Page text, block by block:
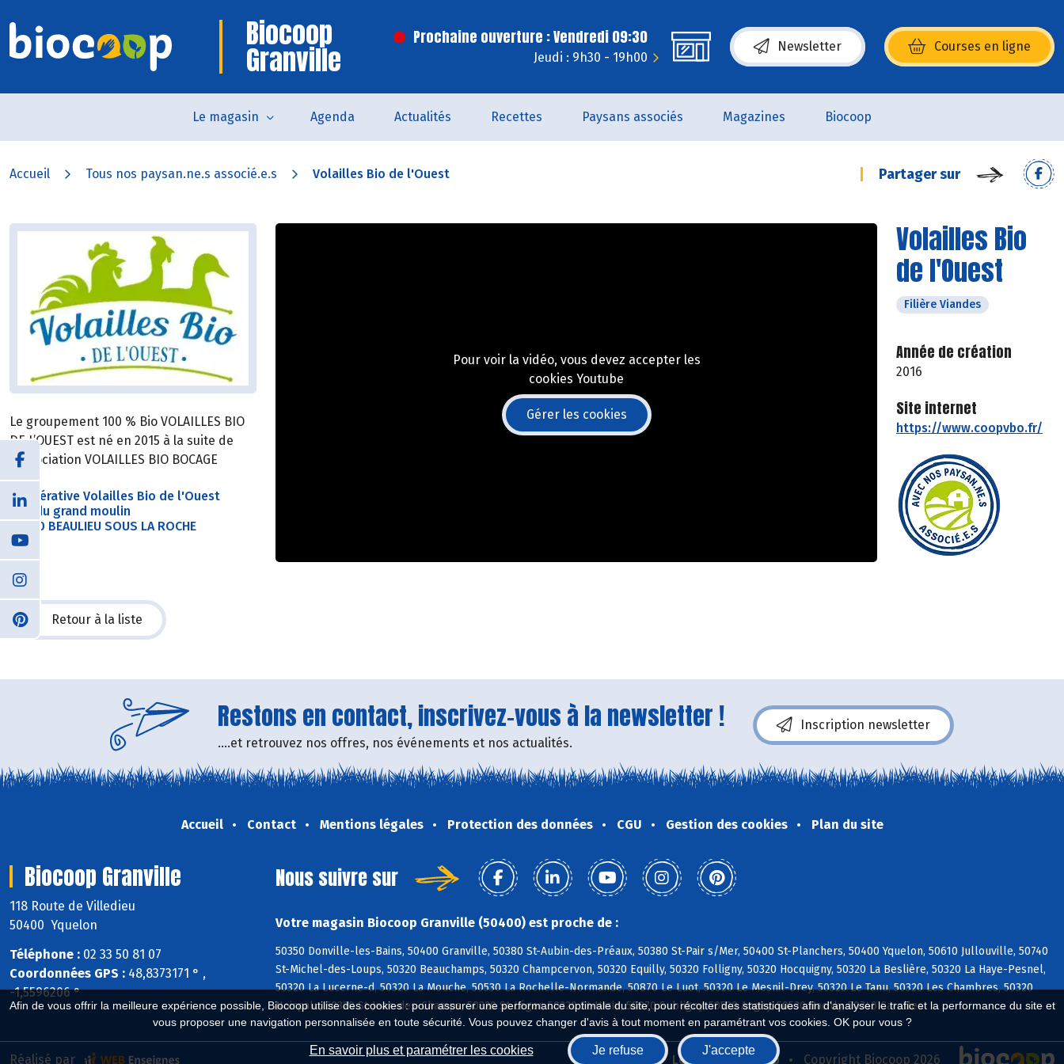
Afin de vous offrir la meilleure expérience possible, Biocoop utilise des cookies : pour assurer une performance optimale du site, pour récolter des statistiques afin d'analyser le trafic et la performance du site et
vous proposer une navigation personnalisée en toute sécurité. Vous pouvez changer d'avis à tout moment en paramétrant vos cookies. OK pour vous ?
En savoir plus et paramétrer les cookies Je refuse J'accepte
Biocoop
Granville
Prochaine ouverture : Vendredi 09:30
Jeudi : 9h30 - 19h00
Newsletter Courses en ligne
(s’ouvre dans une nouvelle fenêtre)
Le magasin Agenda Actualités Recettes Paysans associés Magazines Biocoop
Accueil Tous nos paysan.ne.s associé.e.s Volailles Bio de l'Ouest Partager sur
Volailles Bio
de l'Ouest
Filière Viandes
Année de création
2016
Site internet
https://www.coopvbo.fr/
Le groupement 100 % Bio VOLAILLES BIO
DE L’OUEST est né en 2015 à la suite de
l’association VOLAILLES BIO BOCAGE
Coopérative Volailles Bio de l'Ouest
Rue du grand moulin
85190 BEAULIEU SOUS LA ROCHE
Pour voir la vidéo, vous devez accepter les
cookies Youtube
Gérer les cookies
Retour à la liste
Restons en contact, inscrivez-vous à la newsletter !
....et retrouvez nos offres, nos événements et nos actualités.
Inscription newsletter
Accueil Contact Mentions légales Protection des données CGU Gestion des cookies Plan du site
Biocoop Granville
118 Route de Villedieu
50400 Yquelon
Téléphone : 02 33 50 81 07
Coordonnées GPS : 48,8373171 ° ,
-1,5596206 °
Nous suivre sur
Votre magasin Biocoop Granville (50400) est proche de :
50350 Donville-les-Bains, 50400 Granville, 50380 St-Aubin-des-Préaux, 50380 St-Pair s/Mer, 50400 St-Planchers, 50400 Yquelon, 50610 Jullouville, 50740
St-Michel-des-Loups, 50320 Beauchamps, 50320 Champcervon, 50320 Equilly, 50320 Folligny, 50320 Hocquigny, 50320 La Beslière, 50320 La Haye-Pesnel,
50320 La Lucerne-d, 50320 La Mouche, 50530 La Rochelle-Normande, 50870 Le Luot, 50320 Le Mesnil-Drey, 50320 Le Tanu, 50320 Les Chambres, 50320
Noirpalu, 50320 St-Jean-des-Champs, 50320 St-Léger, 50320 St-Ursin, 50870 Subligny, 50530 Angey, 50530 Bacilly, 50740 Carolles
Le réseau Biocoop Copyright Biocoop 2026
Réalisé par